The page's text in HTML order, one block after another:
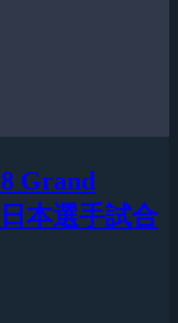
Grand
本選手試合